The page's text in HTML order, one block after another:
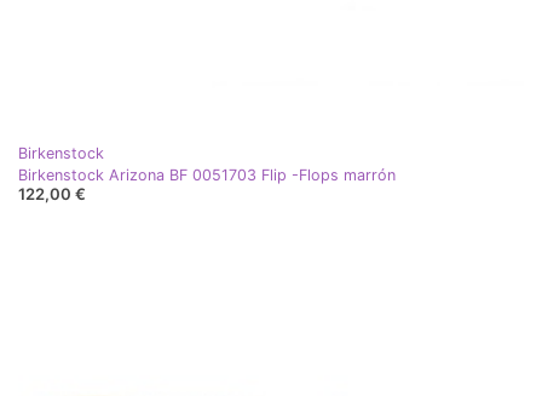
Birkenstock
Birkenstock Arizona BF 0051703 Flip -Flops marrón
122,00 €